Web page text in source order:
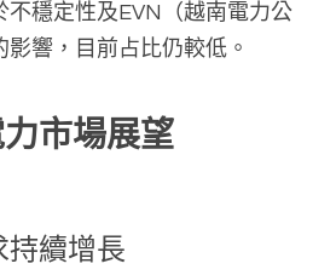
不穩定性及EVN（越南電力公
響，目前占比仍較低。
市場展望
持續增長